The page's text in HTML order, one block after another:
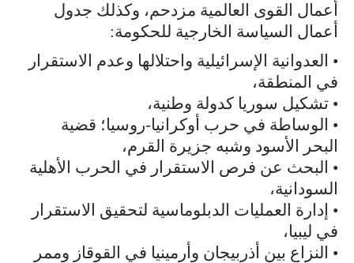
أعمال القوى العالمية مزدحم، وكذلك جدول
أعمال السياسة الخارجية للحكومة:
• العدوانية الإسرائيلية واحتلالها وعدم الاستقرار
في المنطقة،
• تشكيل سوريا كدولة وطنية،
• الوساطة في حرب أوكرانيا-روسيا؛ قضية
البحر الأسود وشبه جزيرة القرم،
• البحث عن فرص الاستقرار في الحرب الأهلية
السودانية،
• إدارة العمليات الدبلوماسية لتحقيق الاستقرار
في ليبيا،
• النزاع بين أذربيجان وأرمينيا في القوقاز وممر